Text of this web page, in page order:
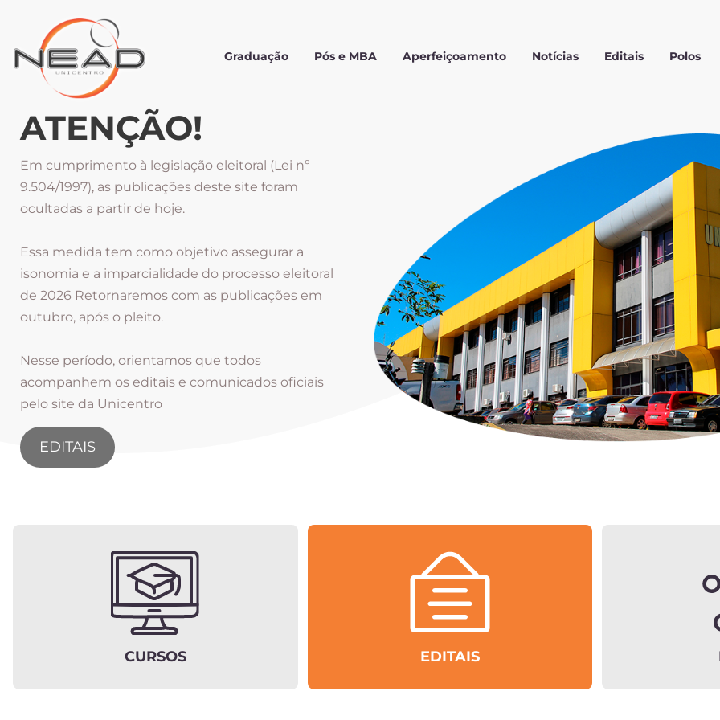
Graduação Pós e MBA Aperfeiçoamento Notícias Editais Polos
ATENÇÃO!
Em cumprimento à legislação eleitoral (Lei nº
9.504/1997), as publicações deste site foram
ocultadas a partir de hoje.
Essa medida tem como objetivo assegurar a
isonomia e a imparcialidade do processo eleitoral
de 2026 Retornaremos com as publicações em
outubro, após o pleito.
Nesse período, orientamos que todos
acompanhem os editais e comunicados oficiais
pelo site da Unicentro
EDITAIS
CURSOS EDITAIS